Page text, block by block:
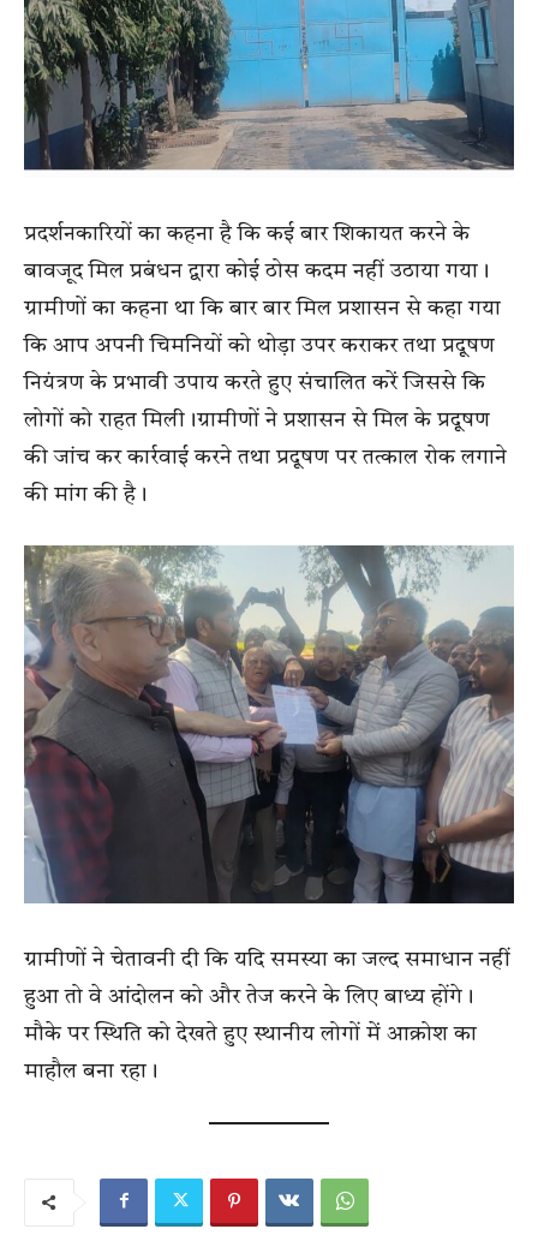
प्रदर्शनकारियों का कहना है कि कई बार शिकायत करने के
बावजूद मिल प्रबंधन द्वारा कोई ठोस कदम नहीं उठाया गया।
ग्रामीणों का कहना था कि बार बार मिल प्रशासन से कहा गया
कि आप अपनी चिमनियों को थोड़ा उपर कराकर तथा प्रदूषण
नियंत्रण के प्रभावी उपाय करते हुए संचालित करें जिससे कि
लोगों को राहत मिली।ग्रामीणों ने प्रशासन से मिल के प्रदूषण
की जांच कर कार्रवाई करने तथा प्रदूषण पर तत्काल रोक लगाने
की मांग की है।
ग्रामीणों ने चेतावनी दी कि यदि समस्या का जल्द समाधान नहीं
हुआ तो वे आंदोलन को और तेज करने के लिए बाध्य होंगे।
मौके पर स्थिति को देखते हुए स्थानीय लोगों में आक्रोश का
माहौल बना रहा।